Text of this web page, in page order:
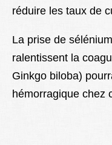
réduire les taux de
La prise de
ralentissent la
Ginkgo biloba)
hémorragique chez